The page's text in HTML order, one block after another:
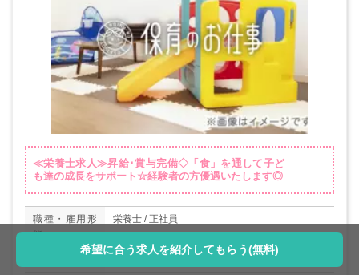
≪栄養士求人≫昇給･賞与完備◇「食」を通して子ど
も達の成長をサポート☆経験者の方優遇いたします◎
職種・雇用形
態
栄養士 / 正社員
希望に合う求人を紹介してもらう(無料)